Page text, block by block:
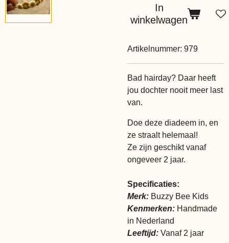
In
winkelwagen
Artikelnummer: 979
Bad hairday? Daar heeft
jou dochter nooit meer last
van.
Doe deze diadeem in, en
ze straalt helemaal!
Ze zijn geschikt vanaf
ongeveer 2 jaar.
Specificaties:
Merk: Buzzy Bee Kids
Kenmerken: Handmade
in Nederland
Leeftijd: Vanaf 2 jaar